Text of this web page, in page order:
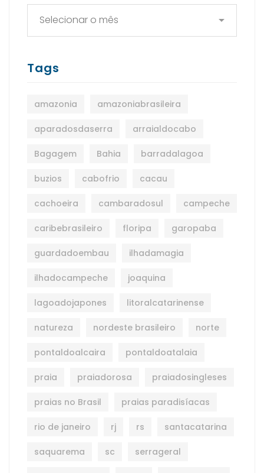
Tags
amazonia amazoniabrasileira
aparadosdaserra arraialdocabo
Bagagem Bahia barradalagoa
buzios cabofrio cacau
cachoeira cambaradosul campeche
caribebrasileiro floripa garopaba
guardadoembau ilhadamagia
ilhadocampeche joaquina
lagoadojapones litoralcatarinense
natureza nordeste brasileiro norte
pontaldoalcaira pontaldoatalaia
praia praiadorosa praiadosingleses
praias no Brasil praias paradisíacas
rio de janeiro rj rs santacatarina
saquarema sc serrageral